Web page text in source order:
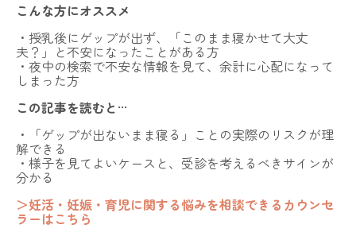
こんな方にオススメ
・授乳後にゲップが出ず、「このまま寝かせて大丈
夫？」と不安になったことがある方
・夜中の検索で不安な情報を見て、余計に心配になって
しまった方
この記事を読むと···
・「ゲップが出ないまま寝る」ことの実際のリスクが理
解できる
・様子を見てよいケースと、受診を考えるべきサインが
分かる
＞妊活・妊娠・育児に関する悩みを相談できるカウンセ
ラーはこちら